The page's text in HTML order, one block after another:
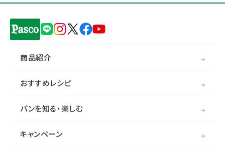
商品紹介
おすすめレシピ
パンを知る・楽しむ
キャンペーン